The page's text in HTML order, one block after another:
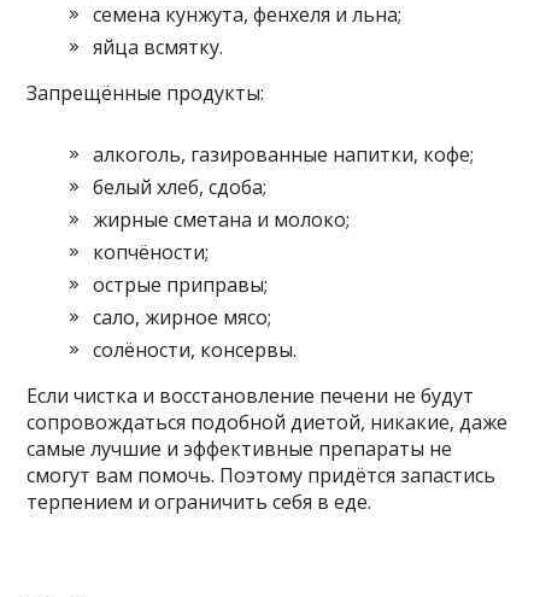
семена кунжута, фенхеля и льна;
яйца всмятку.
Запрещённые продукты:
алкоголь, газированные напитки, кофе;
белый хлеб, сдоба;
жирные сметана и молоко;
копчёности;
острые приправы;
сало, жирное мясо;
солёности, консервы.
Если чистка и восстановление печени не будут
сопровождаться подобной диетой, никакие, даже
самые лучшие и эффективные препараты не
смогут вам помочь. Поэтому придётся запастись
терпением и ограничить себя в еде.